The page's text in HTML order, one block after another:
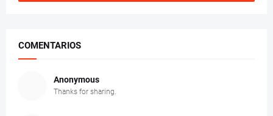
COMENTARIOS
Anonymous
Thanks for sharing.